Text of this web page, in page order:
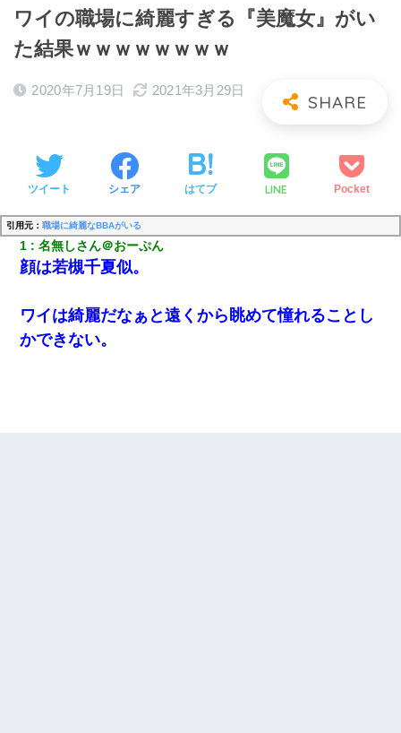
ワイの職場に綺麗すぎる『美魔女』がい
た結果ｗｗｗｗｗｗｗｗ
2020年7月19日 2021年3月29日
ツイート シェア はてブ LINE Pocket
引用元： 職場に綺麗なBBAがいる
1 名無しさん＠おーぷん
顔は若槻千夏似。
ワイは綺麗だなぁと遠くから眺めて憧れることし
かできない。